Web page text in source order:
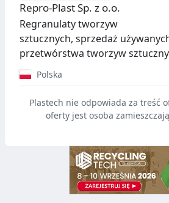
Repro-Plast Sp. z o.o.
Regranulaty tworzyw
sztucznych, sprzedaż
przetwórstwa tworzyw
Polska
Plastech nie odpowiada za treść
oferty jest osoba